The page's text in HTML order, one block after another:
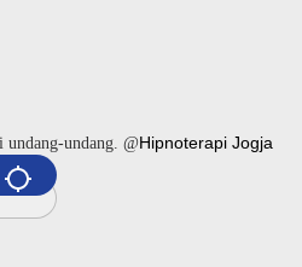
undang-undang. @Hipnoterapi Jogja